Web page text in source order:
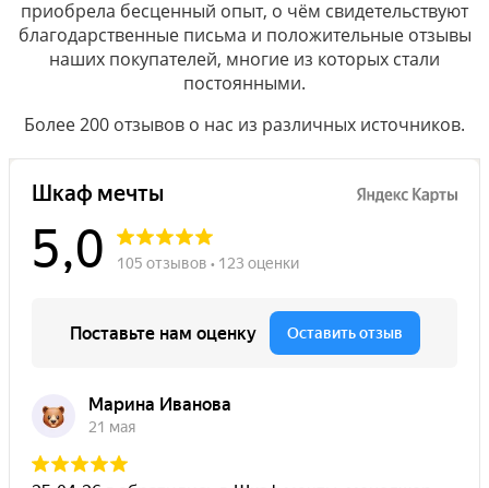
приобрела бесценный опыт, о чём свидетельствуют
благодарственные письма и положительные отзывы
наших покупателей, многие из которых стали
постоянными.
Более 200 отзывов о нас из различных источников.